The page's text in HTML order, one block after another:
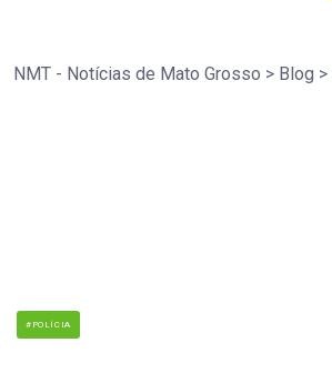
NMT - Notícias de Mato Grosso > Blog >
#POLÍCIA